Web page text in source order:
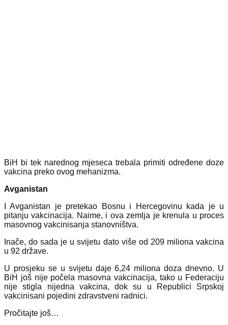
BiH bi tek narednog mjeseca trebala primiti određene doze
vakcina preko ovog mehanizma.
Avganistan
I Avganistan je pretekao Bosnu i Hercegovinu kada je u
pitanju vakcinacija. Naime, i ova zemlja je krenula u proces
masovnog vakcinisanja stanovništva.
Inače, do sada je u svijetu dato više od 209 miliona vakcina
u 92 države.
U prosjeku se u svijetu daje 6,24 miliona doza dnevno. U
BiH još nije počela masovna vakcinacija, tako u Federaciju
nije stigla nijedna vakcina, dok su u Republici Srpskoj
vakcinisani pojedini zdravstveni radnici.
Pročitajte još…